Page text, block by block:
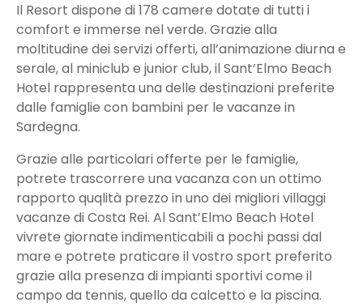
Il Resort dispone di 178 camere dotate di tutti i
comfort e immerse nel verde. Grazie alla
moltitudine dei servizi offerti, all’animazione diurna e
serale, al miniclub e junior club, il Sant’Elmo Beach
Hotel rappresenta una delle destinazioni preferite
dalle famiglie con bambini per le vacanze in
Sardegna.
Grazie alle particolari offerte per le famiglie,
potrete trascorrere una vacanza con un ottimo
rapporto quqlità prezzo in uno dei migliori villaggi
vacanze di Costa Rei. Al Sant’Elmo Beach Hotel
vivrete giornate indimenticabili a pochi passi dal
mare e potrete praticare il vostro sport preferito
grazie alla presenza di impianti sportivi come il
campo da tennis, quello da calcetto e la piscina.